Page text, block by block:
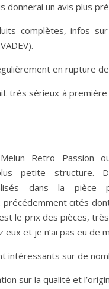
donnerai un avis plus
complètes, infos
en rupture
très sérieux à
Retro Passion
petite structure.
dans la pièce
cités
le prix des pièces,
et je n’ai pas eu de
intéressants sur de
sur la qualité et